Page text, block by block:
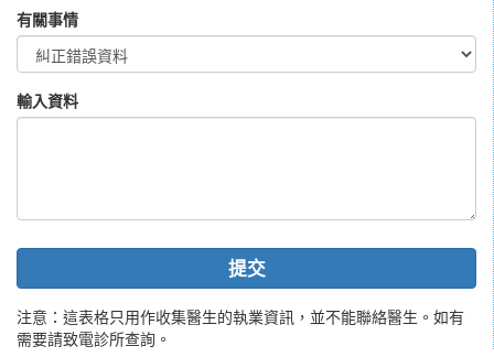
有關事情
輸入資料
提交
注意：這表格只用作收集醫生的執業資訊，並不能聯絡醫生。如有
需要請致電診所查詢。